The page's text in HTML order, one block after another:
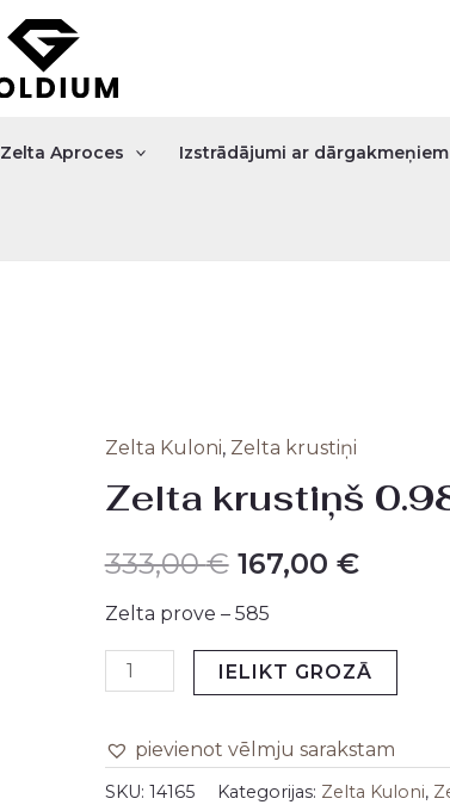
Zelta Aproces Izstrādājumi ar dārgakmeņiem
Zelta Kuloni, Zelta krustiņi
Zelta krustiņš
333,00€
Original
price
was:
333,00 €.
167,00 €
price
is:
Zelta prove – 585
Zelta
krustiņš
daudzums
IELIKT GROZĀ
pievienot vēlmju sarakstam
SKU: 14165 Kategorijas: Zelta Kuloni,